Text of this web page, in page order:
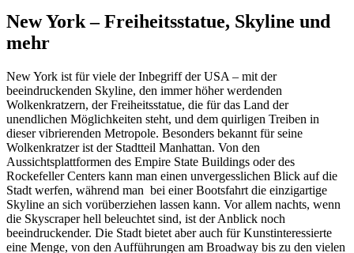
New York – Freiheitsstatue, Skyline und
mehr
New York ist für viele der Inbegriff der USA – mit der
beeindruckenden Skyline, den immer höher werdenden
Wolkenkratzern, der Freiheitsstatue, die für das Land der
unendlichen Möglichkeiten steht, und dem quirligen Treiben in
dieser vibrierenden Metropole. Besonders bekannt für seine
Wolkenkratzer ist der Stadtteil Manhattan. Von den
Aussichtsplattformen des Empire State Buildings oder des
Rockefeller Centers kann man einen unvergesslichen Blick auf die
Stadt werfen, während man bei einer Bootsfahrt die einzigartige
Skyline an sich vorüberziehen lassen kann. Vor allem nachts, wenn
die Skyscraper hell beleuchtet sind, ist der Anblick noch
beeindruckender. Die Stadt bietet aber auch für Kunstinteressierte
eine Menge, von den Aufführungen am Broadway bis zu den vielen